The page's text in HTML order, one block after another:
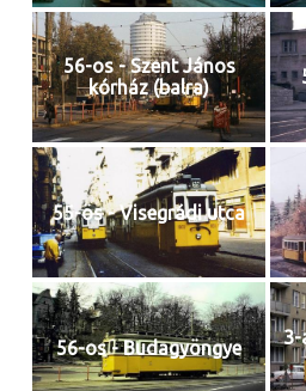
56-os - Szent János
kórház (balra)
55-ös - Visegrádi utca
56-os - Budagyöngye
3-